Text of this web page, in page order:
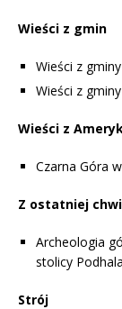
Wieści z gmin
Wieści z
Wieści z
Wieści z
Czarna Góra
Z ostatniej
Archeologia
stolicy
Strój